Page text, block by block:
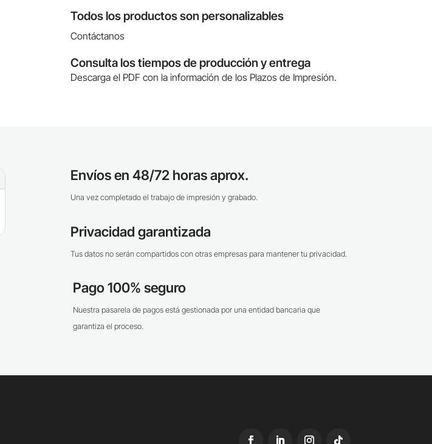
Todos los productos son personalizables
Contáctanos
Consulta los tiempos de producción y entrega
Descarga el PDF con la información de los Plazos de Impresión.
Envíos en 48/72 horas aprox.
Una vez completado el trabajo de impresión y grabado.
Privacidad garantizada
Tus datos no serán compartidos con otras empresas para mantener tu privacidad.
Pago 100% seguro
Nuestra pasarela de pagos está gestionada por una entidad bancaria que
garantiza el proceso.